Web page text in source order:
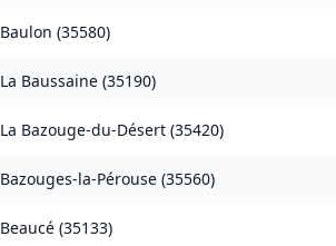
Baulon (35580)
La Baussaine (35190)
La Bazouge-du-Désert (35420)
Bazouges-la-Pérouse (35560)
Beaucé (35133)